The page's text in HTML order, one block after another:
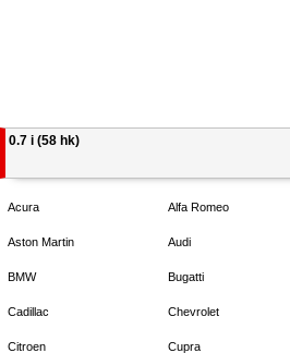
0.7 i (58 hk)
Acura Alfa Romeo
Aston Martin Audi
BMW Bugatti
Cadillac Chevrolet
Citroen Cupra